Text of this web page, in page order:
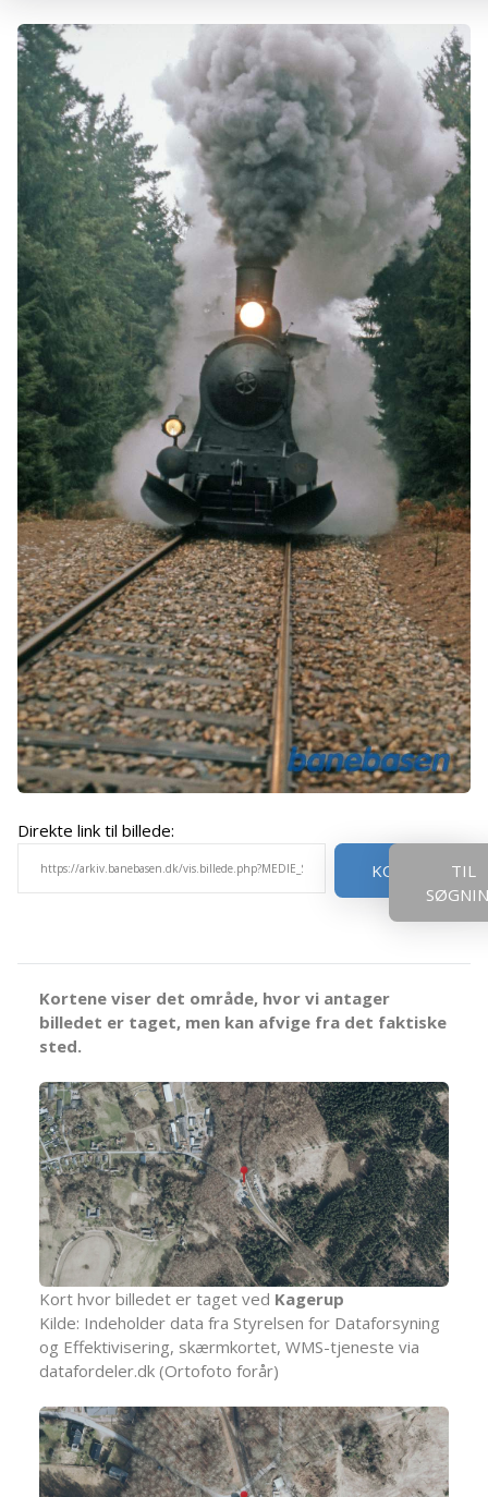
Direkte link til billede:
KOPIER
TIL
Kortene viser det område, hvor vi antager
billedet er taget, men kan afvige fra det faktiske
sted.
Kort hvor billedet er taget ved Kagerup
Kilde: Indeholder data fra Styrelsen for Dataforsyning
og Effektivisering, skærmkortet, WMS-tjeneste via
datafordeler.dk (Ortofoto forår)